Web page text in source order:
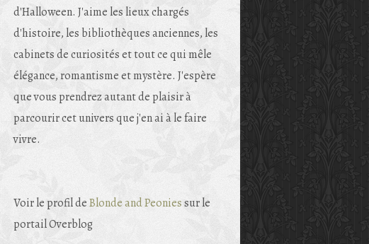
d'Halloween. J'aime les lieux chargés
d'histoire, les bibliothèques anciennes, les
cabinets de curiosités et tout ce qui mêle
élégance, romantisme et mystère. J'espère
que vous prendrez autant de plaisir à
parcourir cet univers que j'en ai à le faire
vivre.
Voir le profil deBlonde and Peoniessur le
portail Overblog